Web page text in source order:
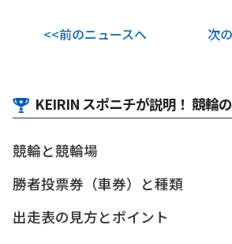
<<前のニュースへ 次
KEIRIN スポニチが説明！ 競輪
競輪と競輪場
勝者投票券（車券）と種類
出走表の見方とポイント